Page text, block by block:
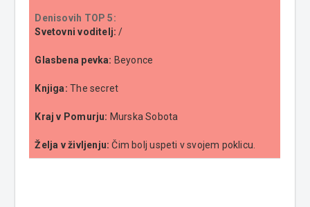
Denisovih TOP 5:
Svetovni voditelj: /
Glasbena pevka: Beyonce
Knjiga: The secret
Kraj v Pomurju: Murska Sobota
Želja v življenju:Čim bolj uspeti v svojem poklicu.